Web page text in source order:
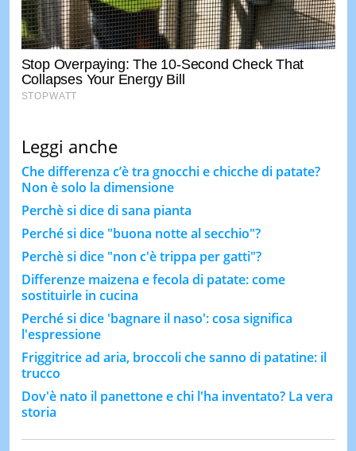
Leggi anche
Che differenza c’è tra gnocchi e chicche di patate?
Non è solo la dimensione
Perchè si dice di sana pianta
Perché si dice "buona notte al secchio"?
Perchè si dice "non c'è trippa per gatti"?
Differenze maizena e fecola di patate: come
sostituirle in cucina
Perché si dice 'bagnare il naso': cosa significa
l'espressione
Friggitrice ad aria, broccoli che sanno di patatine: il
trucco
Dov'è nato il panettone e chi l'ha inventato? La vera
storia